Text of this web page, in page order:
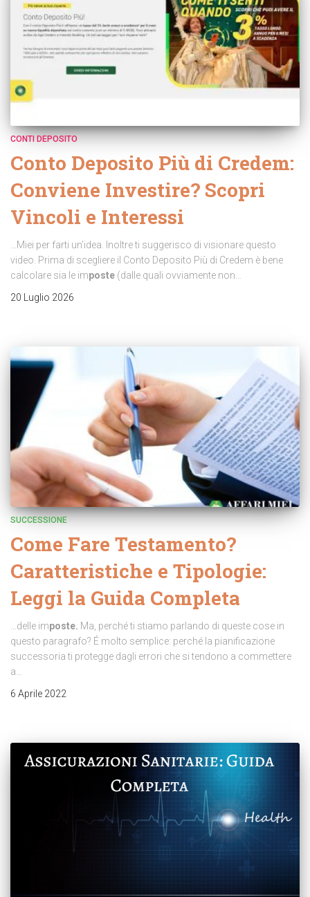
CONTI DEPOSITO
Conto Deposito Più di Credem:
Conviene Investire? Scopri
Vincoli e Interessi
…Miei per farti un’idea. Inoltre ti suggerisco di visionare questo
video. Prima di scegliere il Conto Deposito Più di Credem è bene
calcolare sia le imposte (dalle quali ovviamente non…
20 Luglio 2026
SUCCESSIONE
Come Fare Testamento?
Caratteristiche e Tipologie:
Leggi la Guida Completa
…delle imposte. Ma, perché ti stiamo parlando di queste cose in
questo paragrafo? É molto semplice: perché la pianificazione
successoria ti protegge dagli errori che si tendono a commettere
a…
6 Aprile 2022